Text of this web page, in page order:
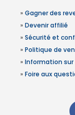
» Gagner des
» Devenir affilié
» Sécurité et
» Politique de
» Information
» Foire aux